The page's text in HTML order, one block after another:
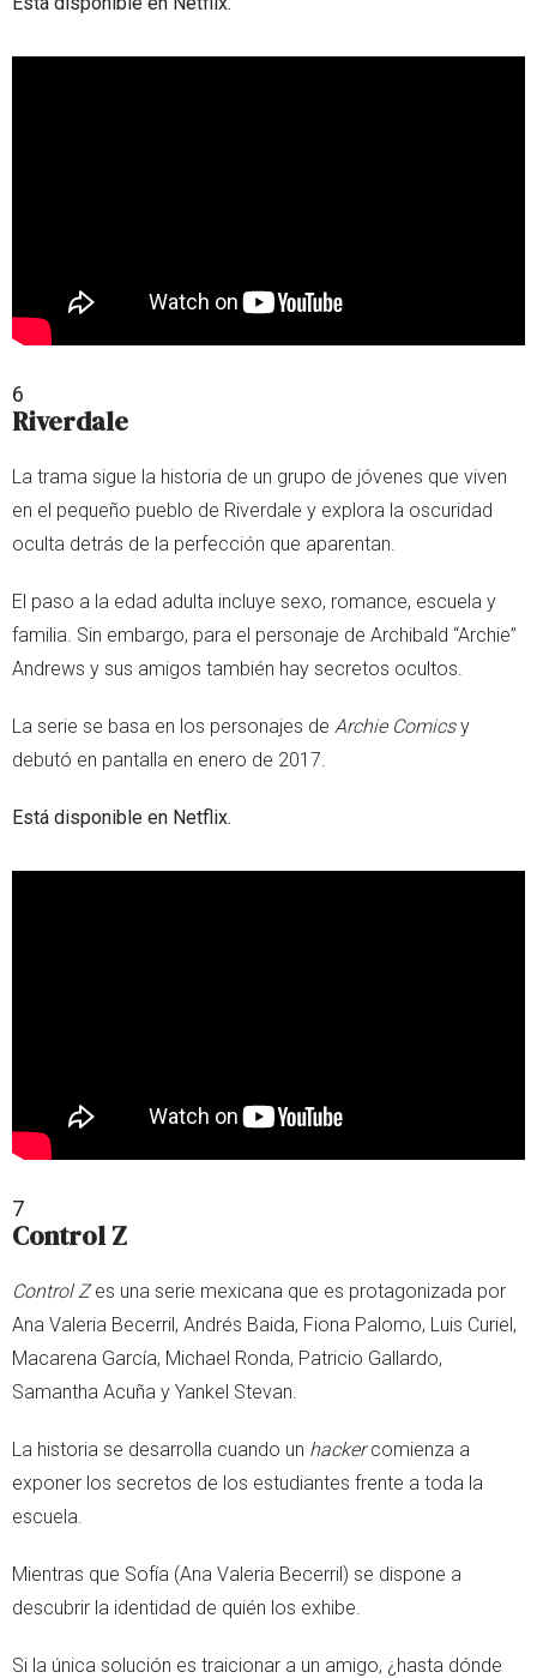
6
Riverdale
La trama sigue la historia de un grupo de jóvenes que viven
en el pequeño pueblo de Riverdale y explora la oscuridad
oculta detrás de la perfección que aparentan.
El paso a la edad adulta incluye sexo, romance, escuela y
familia. Sin embargo, para el personaje de Archibald “Archie”
Andrews y sus amigos también hay secretos ocultos.
La serie se basa en los personajes de Archie Comicsy
debutó en pantalla en enero de 2017.
Está disponible en Netflix.
7
Control Z
Control Zes una serie mexicana que es protagonizada por
Ana Valeria Becerril, Andrés Baida, Fiona Palomo, Luis Curiel,
Macarena García, Michael Ronda, Patricio Gallardo,
Samantha Acuña y Yankel Stevan.
La historia se desarrolla cuando un hackercomienza a
exponer los secretos de los estudiantes frente a toda la
escuela.
Mientras que Sofía (Ana Valeria Becerril) se dispone a
descubrir la identidad de quién los exhibe.
Si la única solución es traicionar a un amigo, ¿hasta dónde